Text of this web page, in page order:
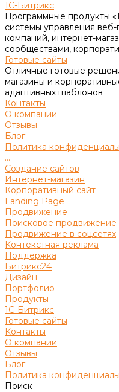
1С-Битрикс
Программные продукты
системы управления
компаний, интернет-
сообществами,
Готовые сайты
Отличные готовые
магазины и
адаптивных шаблонов
Контакты
О компании
Отзывы
Блог
Политика
...
Создание сайтов
Интернет-магазин
Корпоративный сайт
Landing Page
Продвижение
Поисковое продвижение
Продвижение в соцсетях
Контекстная реклама
Поддержка
Битрикс24
Дизайн
Портфолио
Продукты
1С-Битрикс
Готовые сайты
Контакты
О компании
Отзывы
Блог
Политика
Поиск